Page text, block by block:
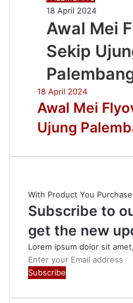
18 April 2024
Awal Mei
Sekip
18 April 2024
Awal Mei
Ujung
With Product You Purchase
Subscribe to
get the new
Lorem ipsum dolor sit
Enter
your
address